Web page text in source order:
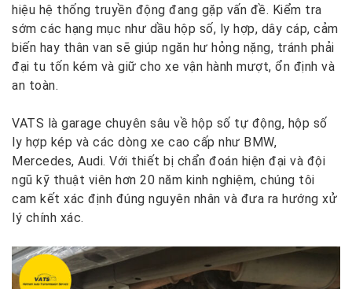
hiệu hệ thống truyền động đang gặp vấn đề. Kiểm tra
sớm các hạng mục như dầu hộp số, ly hợp, dây cáp, cảm
biến hay thân van sẽ giúp ngăn hư hỏng nặng, tránh phải
đại tu tốn kém và giữ cho xe vận hành mượt, ổn định và
an toàn.
VATS là garage chuyên sâu về hộp số tự động, hộp số
ly hợp kép và các dòng xe cao cấp như BMW,
Mercedes, Audi. Với thiết bị chẩn đoán hiện đại và đội
ngũ kỹ thuật viên hơn 20 năm kinh nghiệm, chúng tôi
cam kết xác định đúng nguyên nhân và đưa ra hướng xử
lý chính xác.